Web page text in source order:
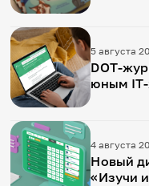
5 августа
DOT-
юным
4 августа
Новый
«Изучи